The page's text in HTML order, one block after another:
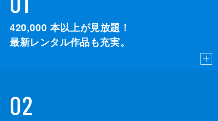
420,000 本以上が見放題！
最新レンタル作品も充実。
02